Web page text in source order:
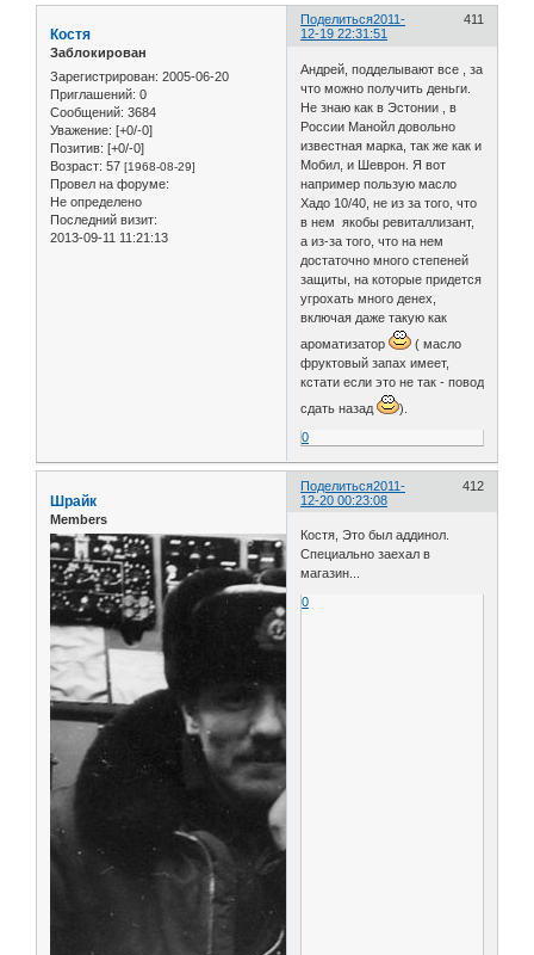
Поделиться 411
2011-
12-19 22:31:51
Костя
Заблокирован
Зарегистрирован: 2005-06-20
Приглашений: 0
Сообщений: 3684
Уважение: [+0/-0]
Позитив: [+0/-0]
Возраст: 57 [1968-08-29]
Провел на форуме:
Не определено
Последний визит:
2013-09-11 11:21:13
Андрей, подделывают все , за
что можно получить деньги.
Не знаю как в Эстонии , в
России Манойл довольно
известная марка, так же как и
Мобил, и Шеврон. Я вот
например пользую масло
Хадо 10/40, не из за того, что
в нем якобы ревиталлизант,
а из-за того, что на нем
достаточно много степеней
защиты, на которые придется
угрохать много денех,
включая даже такую как
ароматизатор
( масло
фруктовый запах имеет,
кстати если это не так - повод
сдать назад
).
0
Поделиться 412
2011-
12-20 00:23:08
Шрайк
Members
Костя, Это был аддинол.
Специально заехал в
магазин...
0